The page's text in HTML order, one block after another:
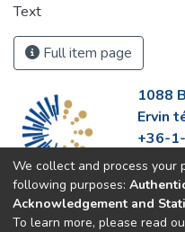
Text
Full item page
1088
Ervin
+36-
We collect and process your
following purposes:
Acknowledgement and
To learn more, please read